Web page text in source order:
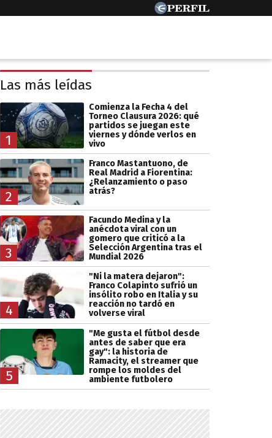
Las más leídas
1
Comienza la Fecha 4 del
Torneo Clausura 2026: qué
partidos se juegan este
viernes y dónde verlos en
vivo
2
Franco Mastantuono, de
Real Madrid a Fiorentina:
¿Relanzamiento o paso
atrás?
3
Facundo Medina y la
anécdota viral con un
gomero que criticó a la
Selección Argentina tras el
Mundial 2026
4
"Ni la matera dejaron":
Franco Colapinto sufrió un
insólito robo en Italia y su
reacción no tardó en
volverse viral
5
"Me gusta el fútbol desde
antes de saber que era
gay": la historia de
Ramacity, el streamer que
rompe los moldes del
ambiente futbolero